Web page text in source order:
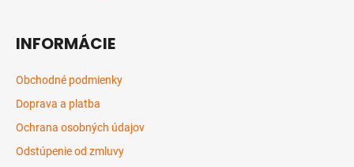
INFORMÁCIE
Obchodné podmienky
Doprava a platba
Ochrana osobných údajov
Odstúpenie od zmluvy